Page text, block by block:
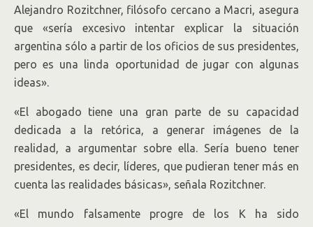
Alejandro Rozitchner, filósofo cercano a Macri, asegura
que «sería excesivo intentar explicar la situación
argentina sólo a partir de los oficios de sus presidentes,
pero es una linda oportunidad de jugar con algunas
ideas».
«El abogado tiene una gran parte de su capacidad
dedicada a la retórica, a generar imágenes de la
realidad, a argumentar sobre ella. Sería bueno tener
presidentes, es decir, líderes, que pudieran tener más en
cuenta las realidades básicas», señala Rozitchner.
«El mundo falsamente progre de los K ha sido